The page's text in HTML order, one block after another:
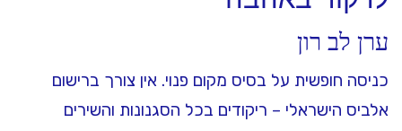
ערן לב רון
כניסה חופשית על בסיס מקום פנוי. אין צורך ברישום
אלביס הישראלי – ריקודים בכל הסגנונות והשירים